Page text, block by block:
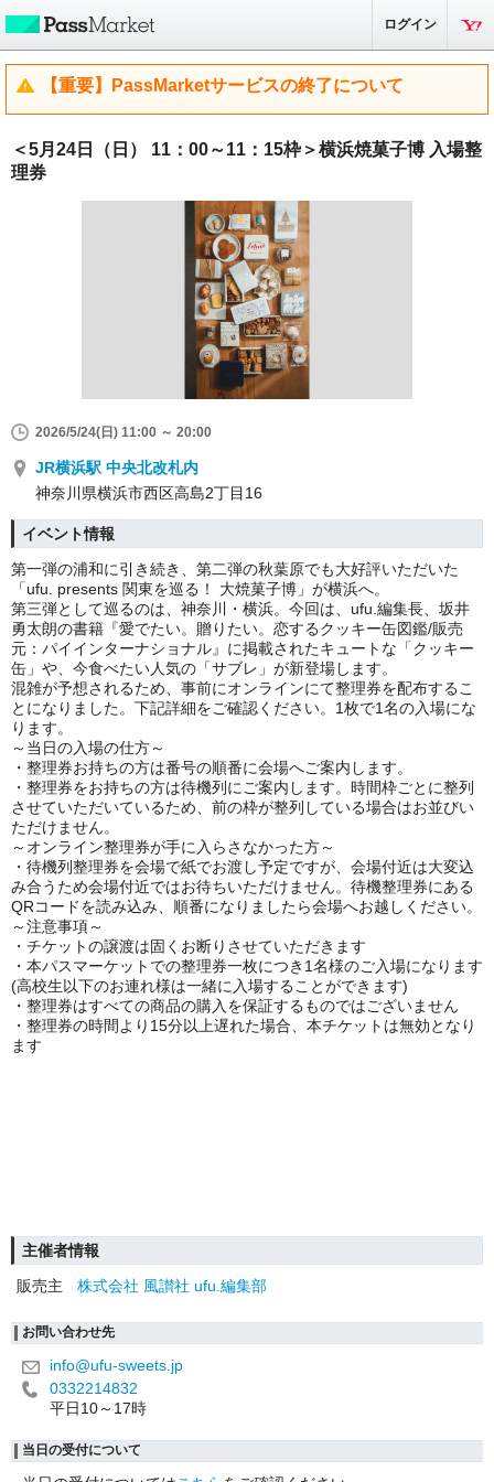
ログイン
【重要】PassMarketサービスの終了について
＜5月24日（日） 11：00～11：15枠＞横浜焼菓子博 入場整
理券
2026/5/24(日) 11:00 ～ 20:00
JR横浜駅 中央北改札内
神奈川県横浜市西区高島2丁目16
イベント情報
第一弾の浦和に引き続き、第二弾の秋葉原でも大好評いただいた
「ufu. presents 関東を巡る！ 大焼菓子博」が横浜へ。
第三弾として巡るのは、神奈川・横浜。今回は、ufu.編集長、坂井
勇太朗の書籍『愛でたい。贈りたい。恋するクッキー缶図鑑/販売
元：パイインターナショナル』に掲載されたキュートな「クッキー
缶」や、今食べたい人気の「サブレ」が新登場します。
混雑が予想されるため、事前にオンラインにて整理券を配布するこ
とになりました。下記詳細をご確認ください。1枚で1名の入場にな
ります。
～当日の入場の仕方～
・整理券お持ちの方は番号の順番に会場へご案内します。
・整理券をお持ちの方は待機列にご案内します。時間枠ごとに整列
させていただいているため、前の枠が整列している場合はお並びい
ただけません。
～オンライン整理券が手に入らさなかった方～
・待機列整理券を会場で紙でお渡し予定ですが、会場付近は大変込
み合うため会場付近ではお待ちいただけません。待機整理券にある
QRコードを読み込み、順番になりましたら会場へお越しください。
～注意事項～
・チケットの譲渡は固くお断りさせていただきます
・本パスマーケットでの整理券一枚につき1名様のご入場になります
(高校生以下のお連れ様は一緒に入場することができます)
・整理券はすべての商品の購入を保証するものではございません
・整理券の時間より15分以上遅れた場合、本チケットは無効となり
ます
主催者情報
販売主
株式会社 風讃社 ufu.編集部
お問い合わせ先
info@ufu-sweets.jp
0332214832
平日10～17時
当日の受付について